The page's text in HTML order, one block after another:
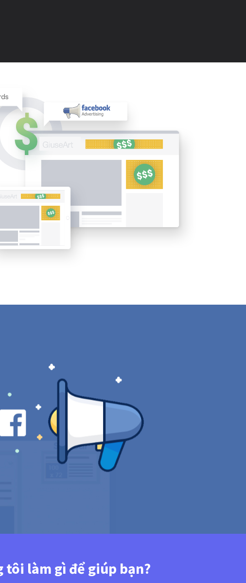
tôi làm gì để giúp bạn?